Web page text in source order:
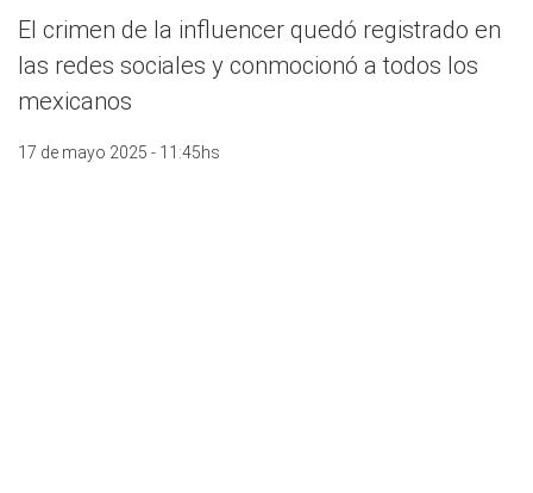
El crimen de la influencer quedó registrado en
las redes sociales y conmocionó a todos los
mexicanos
17 de mayo 2025 - 11:45hs